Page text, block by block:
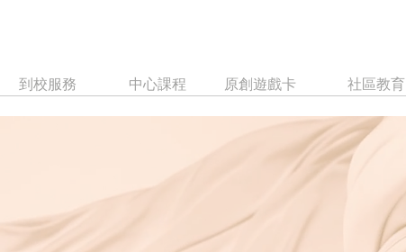
到校服務 中心課程 原創遊戲卡 社區教育